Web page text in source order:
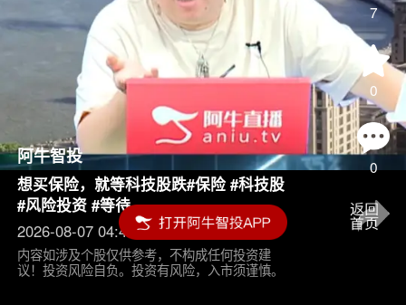
7
0
0
阿牛智投
想买保险，就等科技股跌#保险 #科技股
#风险投资 #等待
2026-08-07 04:45
内容如涉及个股仅供参考，不构成任何投资建
议！投资风险自负。投资有风险，入市须谨慎。